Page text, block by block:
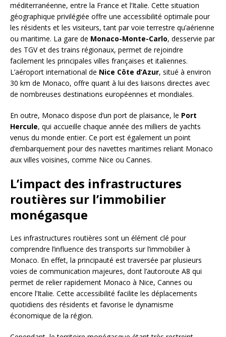
méditerranéenne, entre la France et l’Italie. Cette situation
géographique privilégiée offre une accessibilité optimale pour
les résidents et les visiteurs, tant par voie terrestre qu’aérienne
ou maritime. La gare de Monaco-Monte-Carlo, desservie par
des TGV et des trains régionaux, permet de rejoindre
facilement les principales villes françaises et italiennes.
L’aéroport international de Nice Côte d’Azur, situé à environ
30 km de Monaco, offre quant à lui des liaisons directes avec
de nombreuses destinations européennes et mondiales.
En outre, Monaco dispose d’un port de plaisance, le Port
Hercule, qui accueille chaque année des milliers de yachts
venus du monde entier. Ce port est également un point
d’embarquement pour des navettes maritimes reliant Monaco
aux villes voisines, comme Nice ou Cannes.
L’impact des infrastructures
routières sur l’immobilier
monégasque
Les infrastructures routières sont un élément clé pour
comprendre l’influence des transports sur l’immobilier à
Monaco. En effet, la principauté est traversée par plusieurs
voies de communication majeures, dont l’autoroute A8 qui
permet de relier rapidement Monaco à Nice, Cannes ou
encore l’Italie. Cette accessibilité facilite les déplacements
quotidiens des résidents et favorise le dynamisme
économique de la région.